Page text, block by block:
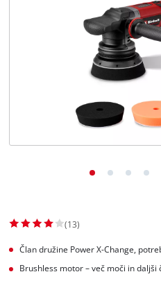
(13)
Član družine Power X-Change,
Brushless motor – več moči in daljši